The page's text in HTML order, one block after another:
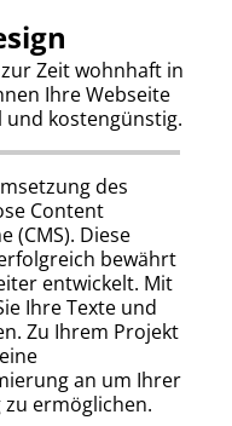
Zeit wohnhaft in
Ihre Webseite
kostengünstig.
des
Content
(CMS). Diese
bewährt
entwickelt. Mit
Ihre Texte und
Zu Ihrem Projekt
an um Ihrer
zu ermöglichen.